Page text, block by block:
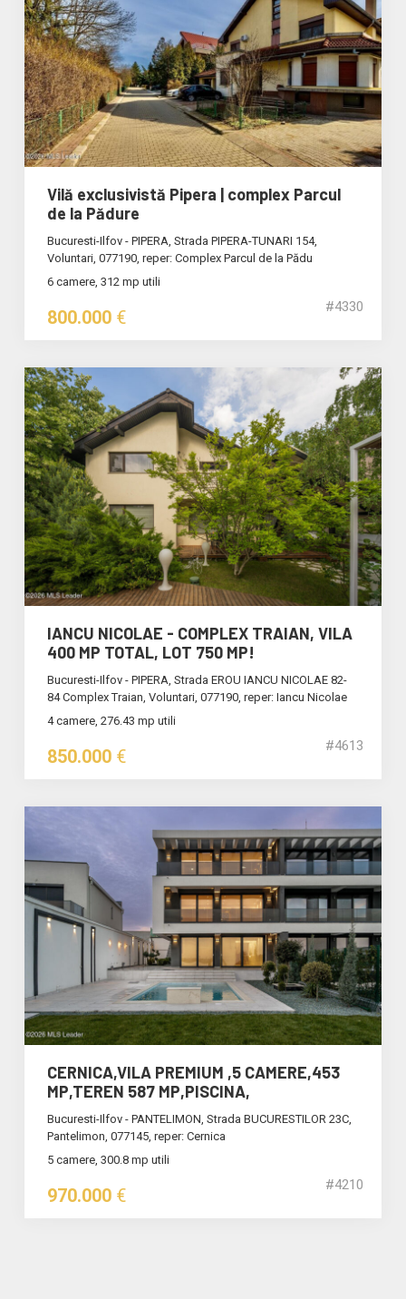
Vilă exclusivistă Pipera | complex Parcul
de la Pădure
Bucuresti-Ilfov - PIPERA, Strada PIPERA-TUNARI 154,
Voluntari, 077190, reper: Complex Parcul de la Pădu
6 camere, 312 mp utili
800.000 € #4330
IANCU NICOLAE - COMPLEX TRAIAN, VILA
400 MP TOTAL, LOT 750 MP!
Bucuresti-Ilfov - PIPERA, Strada EROU IANCU NICOLAE 82-
84 Complex Traian, Voluntari, 077190, reper: Iancu Nicolae
4 camere, 276.43 mp utili
850.000 € #4613
CERNICA,VILA PREMIUM ,5 CAMERE,453
MP,TEREN 587 MP,PISCINA,
Bucuresti-Ilfov - PANTELIMON, Strada BUCURESTILOR 23C,
Pantelimon, 077145, reper: Cernica
5 camere, 300.8 mp utili
970.000 € #4210